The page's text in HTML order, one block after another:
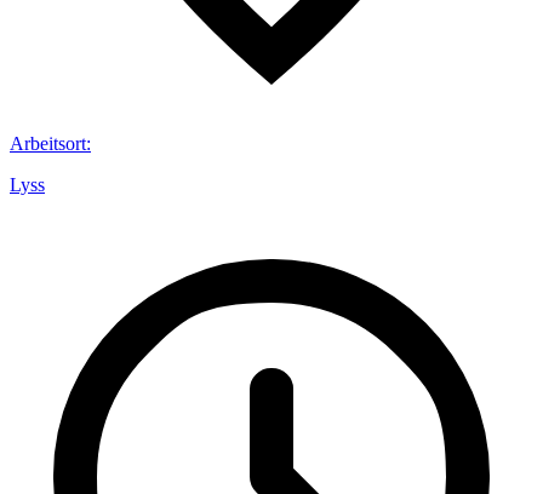
Arbeitsort:
Lyss